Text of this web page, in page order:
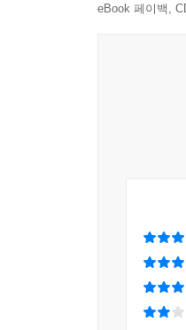
김영하의《
10여 년간 수
저자는 씀바
세계를 경험
저자는 딱딱
이어져 온 문
어린 시절 여
배울 것 같다.
이한숙(서울
eBook 페이백,